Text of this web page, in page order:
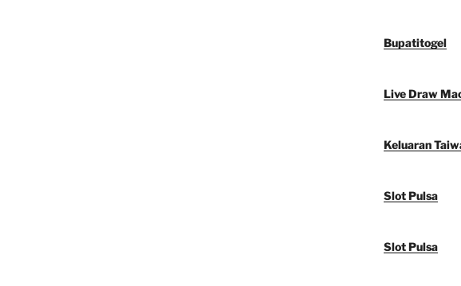
Bupatitogel
Live Draw
Keluaran
Slot Pulsa
Slot Pulsa